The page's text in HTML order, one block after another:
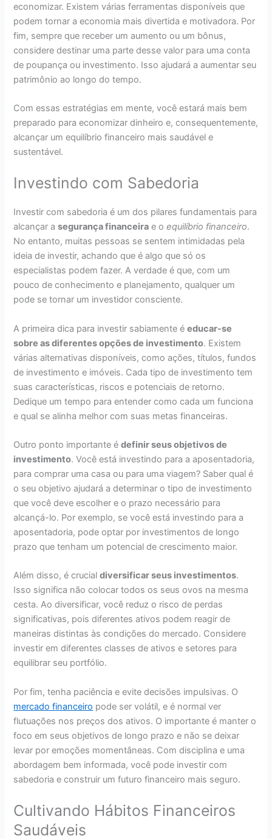
economizar. Existem várias ferramentas disponíveis que
podem tornar a economia mais divertida e motivadora. Por
fim, sempre que receber um aumento ou um bônus,
considere destinar uma parte desse valor para uma conta
de poupança ou investimento. Isso ajudará a aumentar seu
patrimônio ao longo do tempo.
Com essas estratégias em mente, você estará mais bem
preparado para economizar dinheiro e, consequentemente,
alcançar um equilíbrio financeiro mais saudável e
sustentável.
Investindo com Sabedoria
Investir com sabedoria é um dos pilares fundamentais para
alcançar asegurança financeira e oequilíbrio financeiro.
No entanto, muitas pessoas se sentem intimidadas pela
ideia de investir, achando que é algo que só os
especialistas podem fazer. A verdade é que, com um
pouco de conhecimento e planejamento, qualquer um
pode se tornar um investidor consciente.
A primeira dica para investir sabiamente éeducar-se
sobre as diferentes opções de investimento. Existem
várias alternativas disponíveis, como ações, títulos, fundos
de investimento e imóveis. Cada tipo de investimento tem
suas características, riscos e potenciais de retorno.
Dedique um tempo para entender como cada um funciona
e qual se alinha melhor com suas metas financeiras.
Outro ponto importante édefinir seus objetivos de
investimento. Você está investindo para a aposentadoria,
para comprar uma casa ou para uma viagem? Saber qual é
o seu objetivo ajudará a determinar o tipo de investimento
que você deve escolher e o prazo necessário para
alcançá-lo. Por exemplo, se você está investindo para a
aposentadoria, pode optar por investimentos de longo
prazo que tenham um potencial de crescimento maior.
Além disso, é crucialdiversificar seus investimentos.
Isso significa não colocar todos os seus ovos na mesma
cesta. Ao diversificar, você reduz o risco de perdas
significativas, pois diferentes ativos podem reagir de
maneiras distintas às condições do mercado. Considere
investir em diferentes classes de ativos e setores para
equilibrar seu portfólio.
Por fim, tenha paciência e evite decisões impulsivas. O
mercado financeiro pode ser volátil, e é normal ver
flutuações nos preços dos ativos. O importante é manter o
foco em seus objetivos de longo prazo e não se deixar
levar por emoções momentâneas. Com disciplina e uma
abordagem bem informada, você pode investir com
sabedoria e construir um futuro financeiro mais seguro.
Cultivando Hábitos Financeiros
Saudáveis